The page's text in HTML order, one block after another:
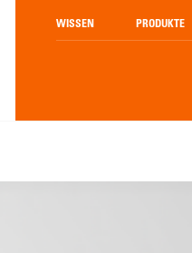
WISSEN PRODUKTE